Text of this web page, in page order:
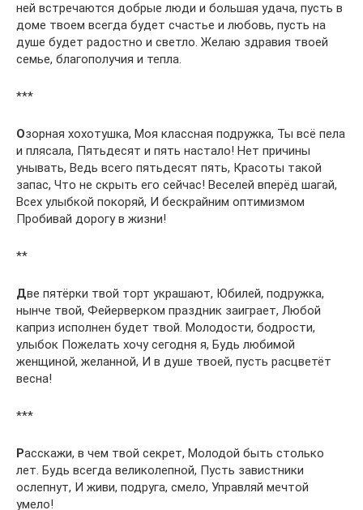
ней встречаются добрые люди и большая удача, пусть в
доме твоем всегда будет счастье и любовь, пусть на
душе будет радостно и светло. Желаю здравия твоей
семье, благополучия и тепла.
***
Озорная хохотушка, Моя классная подружка, Ты всё пела
и плясала, Пятьдесят и пять настало! Нет причины
унывать, Ведь всего пятьдесят пять, Красоты такой
запас, Что не скрыть его сейчас! Веселей вперёд шагай,
Всех улыбкой покоряй, И бескрайним оптимизмом
Пробивай дорогу в жизни!
**
Две пятёрки твой торт украшают, Юбилей, подружка,
нынче твой, Фейерверком праздник заиграет, Любой
каприз исполнен будет твой. Молодости, бодрости,
улыбок Пожелать хочу сегодня я, Будь любимой
женщиной, желанной, И в душе твоей, пусть расцветёт
весна!
***
Расскажи, в чем твой секрет, Молодой быть столько
лет. Будь всегда великолепной, Пусть завистники
ослепнут, И живи, подруга, смело, Управляй мечтой
умело!